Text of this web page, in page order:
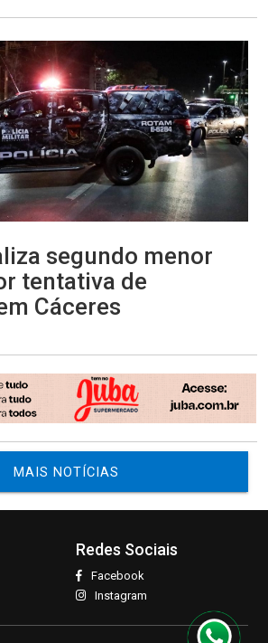
segundo menor
tentativa de
Cáceres
MAIS NOTÍCIAS
Redes Sociais
Facebook
Instagram